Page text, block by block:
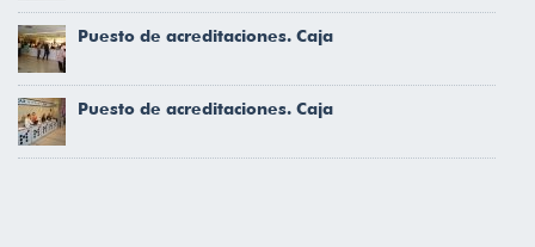
Puesto de acreditaciones. Caja
Puesto de acreditaciones. Caja